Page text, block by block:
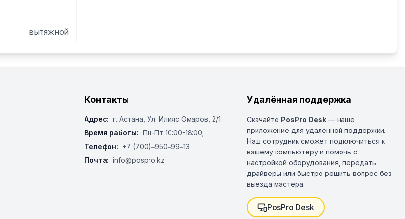
вытяжной
Контакты
Адрес: г. Астана, ​Ул. Илияс Омаров, 2/1
Время работы: Пн-Пт 10:00-18:00;
Телефон: +7 (700)‒950‒99‒13
Почта: info@pospro.kz
Удалённая поддержка
Скачайте PosPro Desk — наше
приложение для удалённой поддержки.
Наш сотрудник сможет подключиться к
вашему компьютеру и помочь с
настройкой оборудования, передать
драйверы или быстро решить вопрос без
выезда мастера.
PosPro Desk